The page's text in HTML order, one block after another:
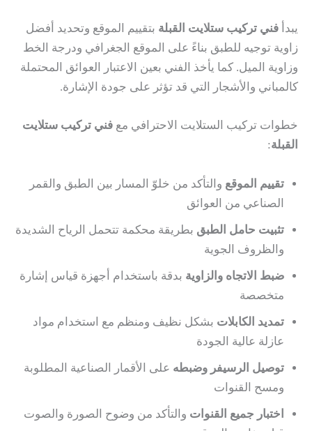
يبدأ فني تركيب ستلايت القبلة بتقييم الموقع وتحديد أفضل
زاوية توجيه للطبق بناءً على الموقع الجغرافي ودرجة الخط
وزاوية الميل. كما يأخذ الفني بعين الاعتبار العوائق المحتملة
كالمباني والأشجار التي قد تؤثر على جودة الإشارة.
خطوات تركيب الستلايت الاحترافي مع فني تركيب ستلايت
القبلة:
تقييم الموقع والتأكد من خلوّ المسار بين الطبق والقمر
الصناعي من العوائق
تثبيت حامل الطبق بطريقة محكمة تتحمل الرياح الشديدة
والظروف الجوية
ضبط الاتجاه والزاوية بدقة باستخدام أجهزة قياس إشارة
متخصصة
تمديد الكابلات بشكل نظيف ومنظم مع استخدام مواد
عازلة عالية الجودة
توصيل الرسيفر وضبطه على الأقمار الصناعية المطلوبة
ومسح القنوات
اختبار جميع القنوات والتأكد من وضوح الصورة والصوت